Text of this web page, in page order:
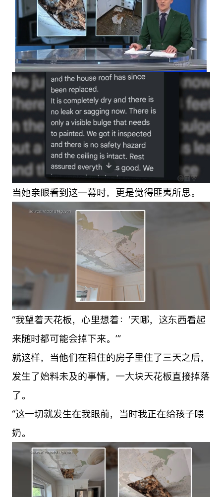
当她亲眼看到这一幕时，更是觉得匪夷所思。
“我望着天花板，心里想着：‘天哪，这东西看起
来随时都可能会掉下来。’”
就这样，当他们在租住的房子里住了三天之后，
发生了始料未及的事情，一大块天花板直接掉落
了。
“这一切就发生在我眼前，当时我正在给孩子喂
奶。